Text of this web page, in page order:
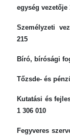
egység vezetője
Személyzeti
215
Bíró, bírósági
Tőzsde- és
Kutatási és
1 306 010
Fegyveres